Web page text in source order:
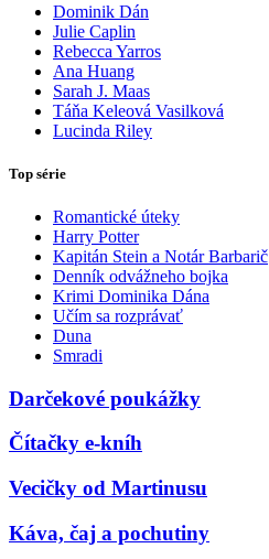
Dominik Dán
Julie Caplin
Rebecca Yarros
Ana Huang
Sarah J. Maas
Táňa Keleová Vasilková
Lucinda Riley
Top série
Romantické úteky
Harry Potter
Kapitán Stein a Notár Barbarič
Denník odvážneho bojka
Krimi Dominika Dána
Učím sa rozprávať
Duna
Smradi
Darčekové poukážky
Čítačky e-kníh
Vecičky od Martinusu
Káva, čaj a pochutiny